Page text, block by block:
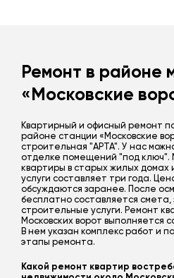
Ремонт в районе
«Московские
Квартирный и офисный ремонт
районе станции «Московские
строительная "АРТА". У нас
отделке помещений "под ключ".
квартиры в старых жилых домах
услуги составляет три года.
обсуждаются заранее. После
бесплатно составляется смета,
строительные услуги. Ремонт
Московских ворот выполняется
В нем указан комплекс работ и
этапы ремонта.
Какой ремонт квартир